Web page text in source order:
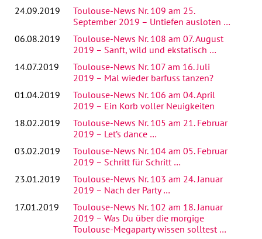
24.09.2019
Toulouse-News Nr. 109 am 25.
September 2019 – Untiefen ausloten …
06.08.2019
Toulouse-News Nr. 108 am 07. August
2019 – Sanft, wild und ekstatisch …
14.07.2019
Toulouse-News Nr. 107 am 16. Juli
2019 – Mal wieder barfuss tanzen?
01.04.2019
Toulouse-News Nr. 106 am 04. April
2019 – Ein Korb voller Neuigkeiten
18.02.2019
Toulouse-News Nr. 105 am 21. Februar
2019 – Let’s dance …
03.02.2019
Toulouse-News Nr. 104 am 05. Februar
2019 – Schritt für Schritt …
23.01.2019
Toulouse-News Nr. 103 am 24. Januar
2019 – Nach der Party …
17.01.2019
Toulouse-News Nr. 102 am 18. Januar
2019 – Was Du über die morgige
Toulouse-Megaparty wissen solltest …